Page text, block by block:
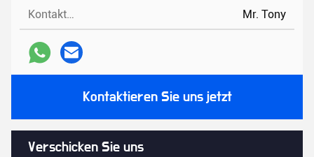
Kontaktpersonen: Mr. Tony
Kontaktieren Sie uns jetzt
Verschicken Sie uns